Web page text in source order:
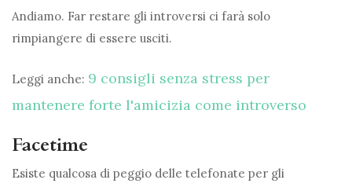
Andiamo. Far restare gli introversi ci farà solo
rimpiangere di essere usciti.
Leggi anche: 9 consigli senza stress per
mantenere forte l'amicizia come introverso
Facetime
Esiste qualcosa di peggio delle telefonate per gli